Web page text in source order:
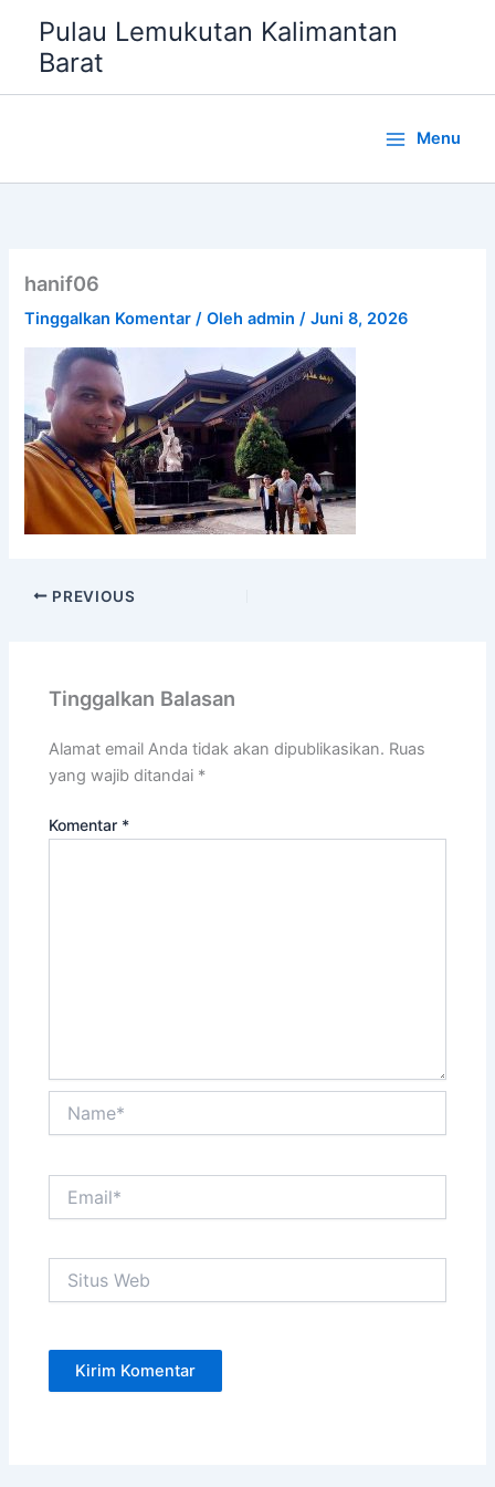
konten
Pulau Lemukutan Kalimantan
Barat
Menu
hanif06
Tinggalkan Komentar / Olehadmin/Juni 8, 2026
PREVIOUS
Tinggalkan Balasan
Alamat email Anda tidak akan dipublikasikan. Ruas
yang wajib ditandai *
Komentar *
Web